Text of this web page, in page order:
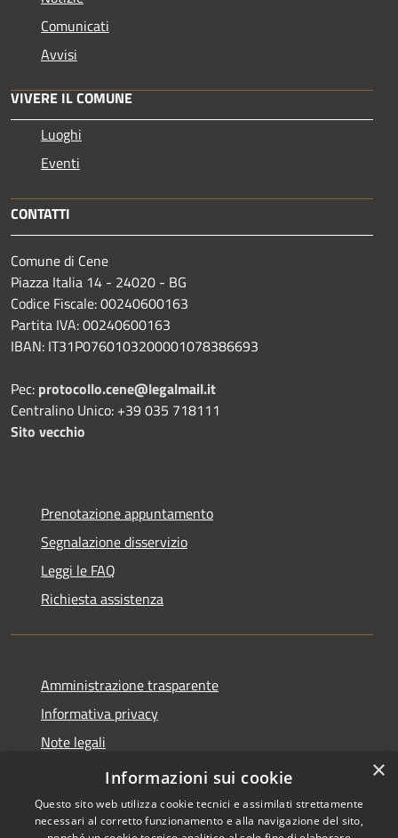
Comunicati
Avvisi
VIVERE IL COMUNE
Luoghi
Eventi
CONTATTI
Comune di Cene
Piazza Italia 14 - 24020 - BG
Codice Fiscale: 00240600163
Partita IVA: 00240600163
IBAN: IT31P0760103200001078386693
Pec: protocollo.cene@legalmail.it
Centralino Unico: +39 035 718111
Sito vecchio
Prenotazione appuntamento
Segnalazione disservizio
Leggi le FAQ
Richiesta assistenza
Amministrazione trasparente
Informativa privacy
Note legali
Dichiarazione di accessibilità
×
Informazioni sui cookie
Questo sito web utilizza cookie tecnici e assimilati strettamente
necessari al corretto funzionamento e alla navigazione del sito,